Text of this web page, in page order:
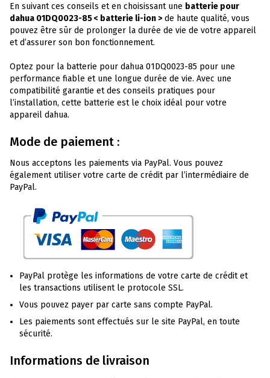
En suivant ces conseils et en choisissant une batterie pour
dahua 01DQ0023-85 < batterie li-ion > de haute qualité, vous
pouvez être sûr de prolonger la durée de vie de votre appareil
et d’assurer son bon fonctionnement.
Optez pour la batterie pour dahua 01DQ0023-85 pour une
performance fiable et une longue durée de vie. Avec une
compatibilité garantie et des conseils pratiques pour
l’installation, cette batterie est le choix idéal pour votre
appareil dahua.
Mode de paiement :
Nous acceptons les paiements via PayPal. Vous pouvez
également utiliser votre carte de crédit par l’intermédiaire de
PayPal.
PayPal protège les informations de votre carte de crédit et
les transactions utilisent le protocole SSL.
Vous pouvez payer par carte sans compte PayPal.
Les paiements sont effectués sur le site PayPal, en toute
sécurité.
Informations de livraison